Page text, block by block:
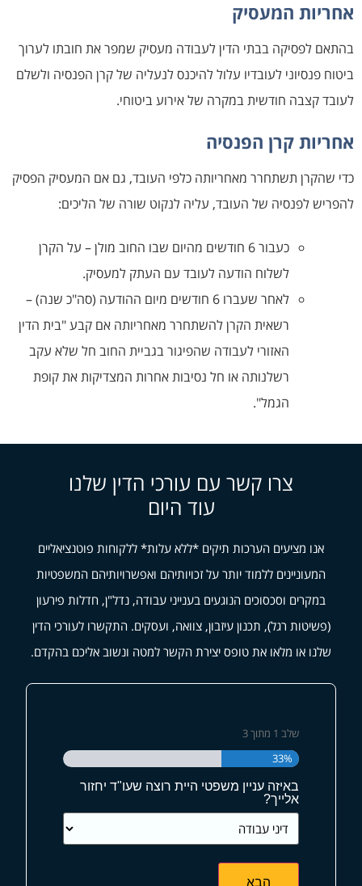
אחריות המעסיק
בהתאם לפסיקה בבתי הדין לעבודה מעסיק שמפר את חובתו לערוך
ביטוח פנסיוני לעובדיו עלול להיכנס לנעליה של קרן הפנסיה ולשלם
לעובד קצבה חודשית במקרה של אירוע ביטוחי.
אחריות קרן הפנסיה
כדי שהקרן תשתחרר מאחריותה כלפי העובד, גם אם המעסיק הפסיק
להפריש לפנסיה של העובד, עליה לנקוט שורה של הליכים:
כעבור 6 חודשים מהיום שבו החוב מולן – על הקרן
לשלוח הודעה לעובד עם העתק למעסיק.
לאחר שעברו 6 חודשים מיום ההודעה (סה"כ שנה) –
רשאית הקרן להשתחרר מאחריותה אם קבע "בית הדין
האזורי לעבודה שהפיגור בגביית החוב חל שלא עקב
רשלנותה או חל נסיבות אחרות המצדיקות את קופת
הגמל".
צרו קשר עם עורכי הדין שלנו
עוד היום
אנו מציעים הערכות תיקים *ללא עלות* ללקוחות פוטנציאליים
המעוניינים ללמוד יותר על זכויותיהם ואפשרויותיהם המשפטיות
במקרים וסכסוכים הנוגעים בענייני עבודה, נדל"ן, חדלות פירעון
(פשיטות רגל), תכנון עיזבון, צוואה, ועסקים. התקשרו לעורכי הדין
שלנו או מלאו את טופס יצירת הקשר למטה ונשוב אליכם בהקדם.
שלב 1 מתוך3
33%
באיזה עניין משפטי היית רוצה שעו"ד יחזור
אלייך?